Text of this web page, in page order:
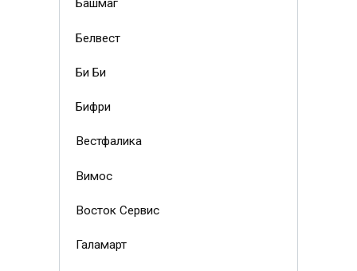
Башмаг
Белвест
Би Би
Бифри
Вестфалика
Вимос
Восток Сервис
Галамарт